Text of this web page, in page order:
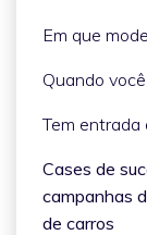
Em que
Quando
Tem entrada
Cases de
campanhas
de carros